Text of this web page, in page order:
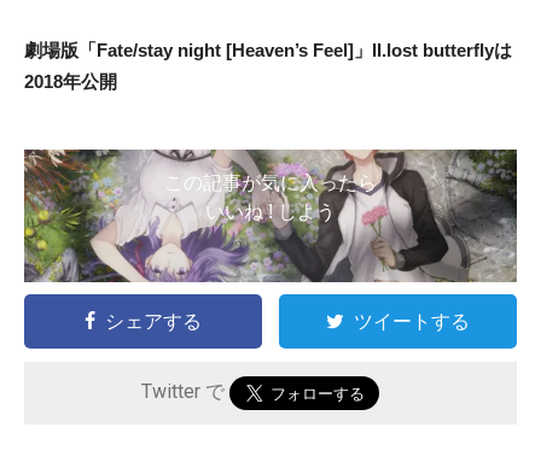
劇場版「Fate/stay night [Heaven’s Feel]」II.lost butterflyは
2018年公開
この記事が気に入ったら
いいね ! しよう
シェアする ツイートする
Twitter で